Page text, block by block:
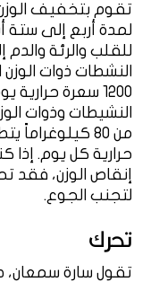
تقوم بتخفيف
لمدة أربع إلى ستة
للقلب والرئة
1200 سعرة
النشيطات وذوات
حرارية كل يوم. إذا
إنقاص الوزن، فقد
لتجنب الجوع.
تحرك
تقول سارة سمعان،